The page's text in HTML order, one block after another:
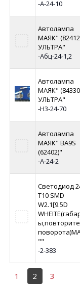
-А-24-10
Автолампа
МАЯК"
УЛЬТРА"
-Абц-24-1,2
Автолампа
МАЯК"
УЛЬТРА"
-Н3-24-70
Автолампа
МАЯК" BA9S
(62402)"
-А-24-2
Светодиод
Т10 SMD
W2.1[9.5D
""
-2-383
1 2 3